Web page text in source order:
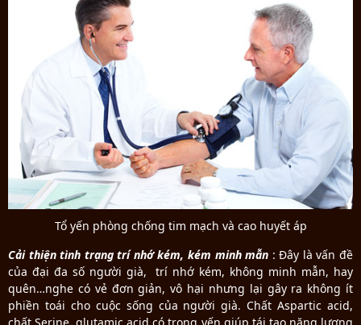
Tổ yến phòng chống tim mạch và cao huyết áp
Cải thiện tình trạng trí nhớ kém, kém minh mẫn : Đây là vấn đề
của đại đa số người già, trí nhớ kém, không minh mẫn, hay
quên…nghe có vẻ đơn giản, vô hại nhưng lại gây ra không ít
phiền toái cho cuộc sống của người già. Chất Aspartic acid,
chất Serine, glutamic acid có trong yến giúp tái tạo năng lượng